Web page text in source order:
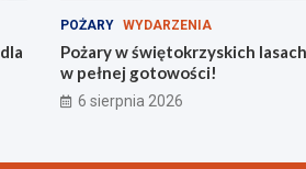
POŻARY WYDARZENIA
Pożary w świętokrzyskich
w pełnej gotowości!
6 sierpnia 2026